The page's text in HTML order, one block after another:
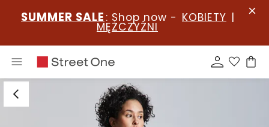
SUMMER SALE : Shop now - KOBIETY |
MĘŻCZYŹNI